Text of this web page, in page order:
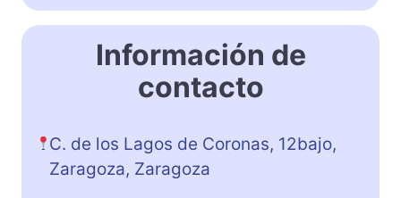
Información de
contacto
C. de los Lagos de Coronas, 12bajo,
Zaragoza, Zaragoza